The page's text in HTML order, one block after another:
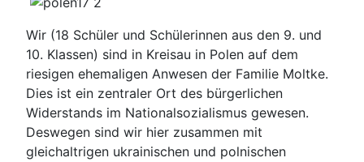
Wir (18 Schüler und Schülerinnen aus den 9. und
10. Klassen) sind in Kreisau in Polen auf dem
riesigen ehemaligen Anwesen der Familie Moltke.
Dies ist ein zentraler Ort des bürgerlichen
Widerstands im Nationalsozialismus gewesen.
Deswegen sind wir hier zusammen mit
gleichaltrigen ukrainischen und polnischen